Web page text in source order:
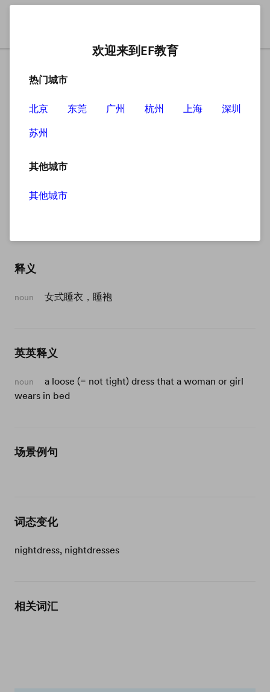
nightdress
释义
noun 女式睡衣，睡袍
英英释义
noun
a loose (= not tight) dress that a woman or girl
wears in bed
场景例句
词态变化
nightdress, nightdresses
相关词汇
欢迎来到EF教育
热门城市
北京 东莞 广州 杭州 上海
深圳
苏州
其他城市
其他城市